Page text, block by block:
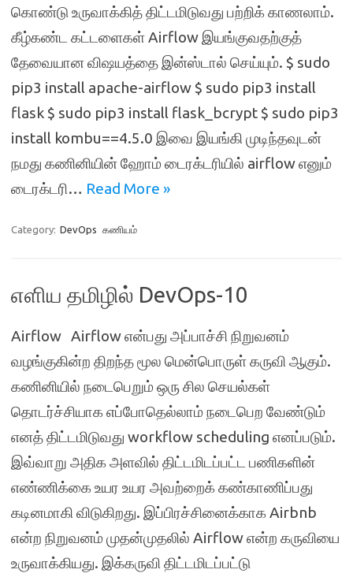
கொண்டு உருவாக்கித் திட்டமிடுவது பற்றிக் காணலாம்.
கீழ்கண்ட கட்டளைகள் Airflow இயங்குவதற்குத்
தேவையான விஷயத்தை இன்ஸ்டால் செய்யும். $ sudo
pip3 install apache-airflow $ sudo pip3 install
flask $ sudo pip3 install flask_bcrypt $ sudo pip3
install kombu==4.5.0 இவை இயங்கி முடிந்தவுடன்
நமது கணினியின் ஹோம் டைரக்டரியில் airflow எனும்
டைரக்டரி… Read More »
Category: DevOps கணியம்
எளிய தமிழில் DevOps-10
Airflow Airflow என்பது அப்பாச்சி நிறுவனம்
வழங்குகின்ற திறந்த மூல மென்பொருள் கருவி ஆகும்.
கணினியில் நடைபெறும் ஒரு சில செயல்கள்
தொடர்ச்சியாக எப்போதெல்லாம் நடைபெற வேண்டும்
எனத் திட்டமிடுவது workflow scheduling எனப்படும்.
இவ்வாறு அதிக அளவில் திட்டமிடப்பட்ட பணிகளின்
எண்ணிக்கை உயர உயர அவற்றைக் கண்காணிப்பது
கடினமாகி விடுகிறது. இப்பிரச்சினைக்காக Airbnb
என்ற நிறுவனம் முதன்முதலில் Airflow என்ற கருவியை
உருவாக்கியது. இக்கருவி திட்டமிடப்பட்டு